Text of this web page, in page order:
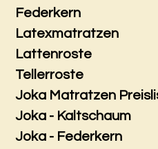
Federkern
Latexmatratzen
Lattenroste
Tellerroste
Joka Matratzen
Joka - Kaltschaum
Joka - Federkern